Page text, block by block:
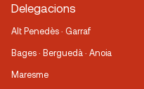
Delegacions
Alt Penedès · Garraf
Bages · Berguedà · Anoia
Maresme